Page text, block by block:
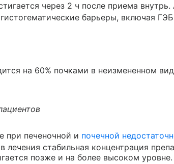
через 2 ч после приема внутрь.
барьеры, включая
на 60% почками в неизмененном
при печеночной и почечной
лечения стабильная концентрация
позже и на более высоком уровне.